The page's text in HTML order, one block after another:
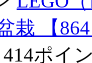
栽 【
414ポイ